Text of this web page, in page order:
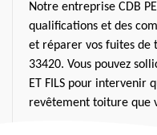
Notre entreprise CDB
qualifications et des
et réparer vos fuites de
33420. Vous pouvez
ET FILS pour intervenir
revêtement toiture que